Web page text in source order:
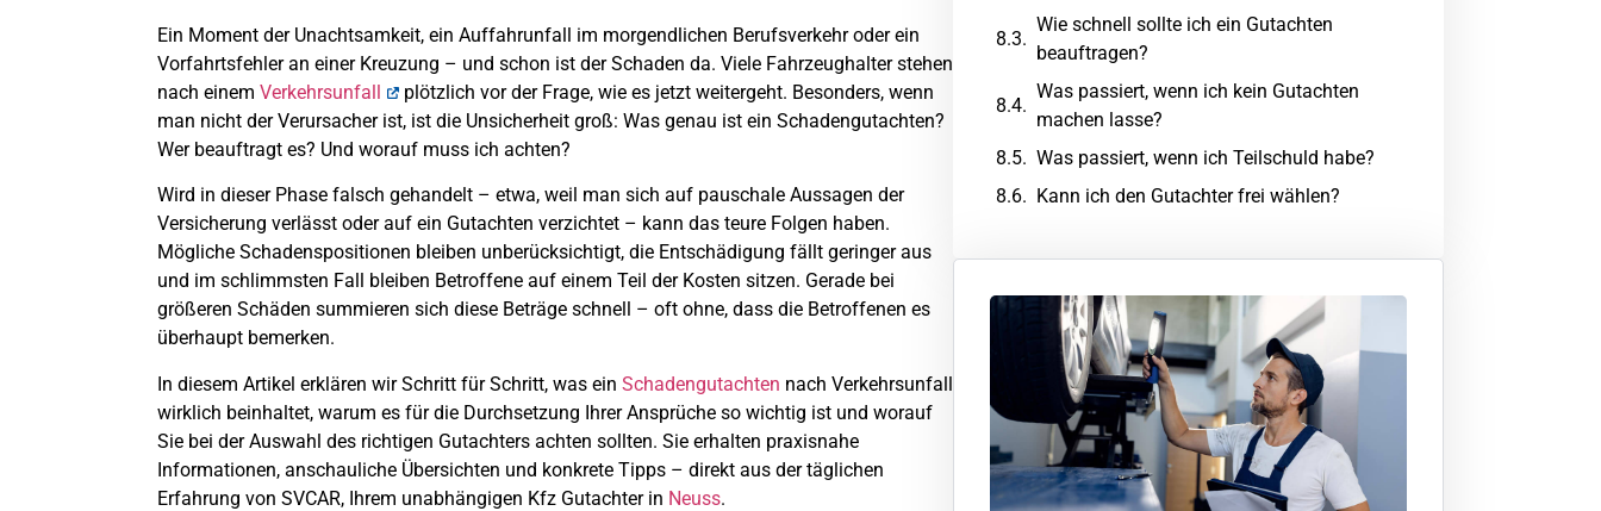
Ein Moment der Unachtsamkeit, ein Auffahrunfall im morgendlichen Berufsverkehr oder ein
Vorfahrtsfehler an einer Kreuzung – und schon ist der Schaden da. Viele Fahrzeughalter stehen
nach einem Verkehrsunfall
plötzlich vor der Frage, wie es jetzt weitergeht. Besonders, wenn
man nicht der Verursacher ist, ist die Unsicherheit groß: Was genau ist ein Schadengutachten?
Wer beauftragt es? Und worauf muss ich achten?
Wird in dieser Phase falsch gehandelt – etwa, weil man sich auf pauschale Aussagen der
Versicherung verlässt oder auf ein Gutachten verzichtet – kann das teure Folgen haben.
Mögliche Schadenspositionen bleiben unberücksichtigt, die Entschädigung fällt geringer aus
und im schlimmsten Fall bleiben Betroffene auf einem Teil der Kosten sitzen. Gerade bei
größeren Schäden summieren sich diese Beträge schnell – oft ohne, dass die Betroffenen es
überhaupt bemerken.
In diesem Artikel erklären wir Schritt für Schritt, was ein Schadengutachten nach Verkehrsunfall
wirklich beinhaltet, warum es für die Durchsetzung Ihrer Ansprüche so wichtig ist und worauf
Sie bei der Auswahl des richtigen Gutachters achten sollten. Sie erhalten praxisnahe
Informationen, anschauliche Übersichten und konkrete Tipps – direkt aus der täglichen
Erfahrung von SVCAR, Ihrem unabhängigen Kfz Gutachter in Neuss.
Wie schnell sollte ich ein Gutachten
beauftragen?
Was passiert, wenn ich kein Gutachten
machen lasse?
Was passiert, wenn ich Teilschuld habe?
Kann ich den Gutachter frei wählen?